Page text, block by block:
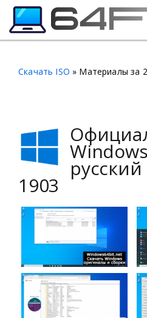
Скачать ISO » Материалы за
русский
1903